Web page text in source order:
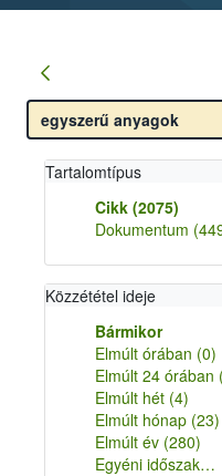
Tartalomtípus
Cikk (2075)
Dokumentum
Közzététel ideje
Bármikor
Elmúlt órában (0)
Elmúlt 24 órában
Elmúlt hét (4)
Elmúlt hónap (23)
Elmúlt év (280)
Egyéni időszak…